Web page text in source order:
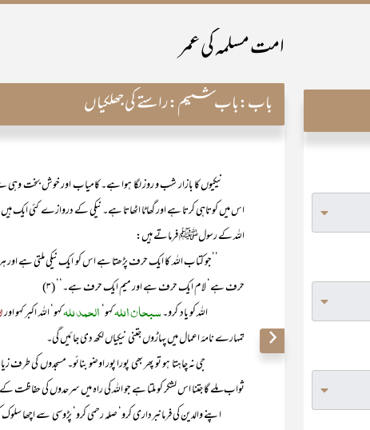
امت مسلمہ کی عمر
باب:باب ششم:راستے کی جھلکیاں
نیکیوں کا بازار شب و روز لگا ہوا ہے۔ کامیاب اور خوش بخت وہی
اس میں کوتاہی کرتا ہے اور گھاٹا اٹھاتا ہے۔ نیکی کے دروازے کئی
اللہ کے رسولﷺ فرماتے ہیں:
’’جو کتاب اللہ کا ایک حرف پڑھتا ہے اس کو ایک نیکی ملتی ہے اور ہر
حرف ہے‘ لام ایک حرف ہے اور میم ایک حرف ہے۔‘‘ (۳)
اللہ کو یاد کرو۔سبحان اللہکہو‘ الحمد للہکہو‘ اللہ اکبر کہو اور
تمہارے نامۂ اعمال میں پہاڑوں جتنی نیکیاں لکھ دی جائیں گی۔
جی نہ چاہتا ہو تو پھر بھی پورا پور اوضو بنائو۔ مسجدوں کی طرف
ثواب ملے گا جتنا اس لشکر کو ملتا ہے جو اللہ کی راہ میں سرحدوں کی حفاظت
اپنے والدین کی فرمانبرداری کرو‘ صلہ رحمی کرو‘ پڑوسی سے اچھا سلوک